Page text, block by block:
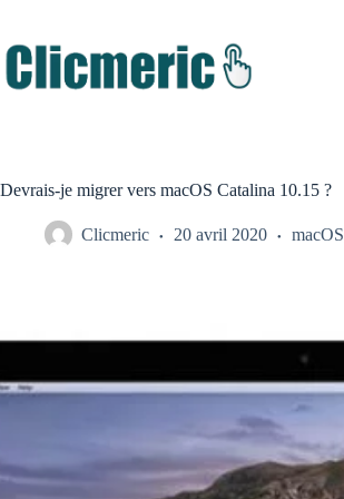
contenu
Devrais-je migrer vers macOS Catalina 10.15 ?
Clicmeric 20 avril 2020 macOS